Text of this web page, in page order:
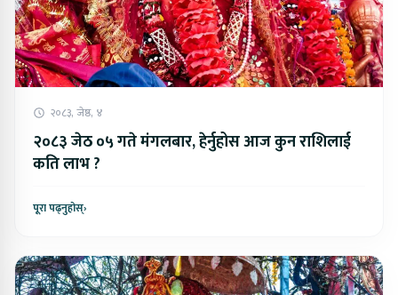
२०८३, जेष्ठ, ४
२०८३ जेठ ०५ गते मंगलबार, हेर्नुहोस आज कुन राशिलाई
कति लाभ ?
पूरा पढ्नुहोस्›